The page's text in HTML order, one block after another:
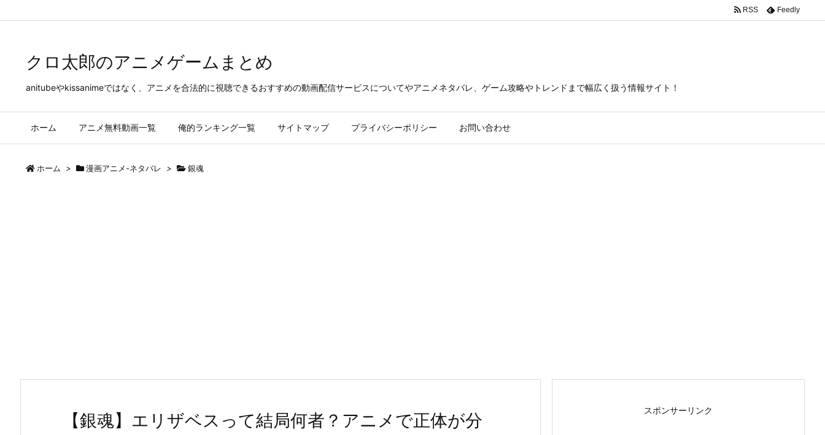
クロ太郎のアニメゲームまとめ
anitubeやkissanimeではなく、アニメを合法的に視聴できるおすすめの動画配信サービスについてやアニメネタバレ、ゲーム攻略やトレンドまで幅広く扱う情報サイト！
ホーム アニメ無料動画一覧 俺的ランキング一覧 サイトマップ プライバシーポリシー お問い合わせ
RSS Feedly
ホーム > 漫画アニメ-ネタバレ > 銀魂
【銀魂】エリザベスって結局何者？アニメで正体が分
スポンサーリンク